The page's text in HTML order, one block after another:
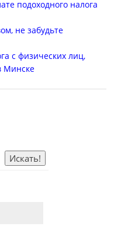
подоходного налога
не забудьте
с физических лиц,
Минске